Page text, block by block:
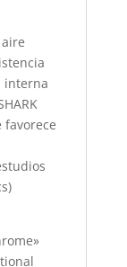
interna
favorece